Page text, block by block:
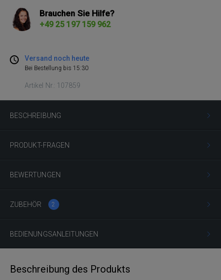
Brauchen Sie Hilfe?
+49 25 197 159 962
Versand noch heute
Bei Bestellung bis 15:30
Artikel Nr.: 107859
BESCHREIBUNG
PRODUKT-FRAGEN
BEWERTUNGEN
ZUBEHÖR 2
BEDIENUNGSANLEITUNGEN
Beschreibung des Produkts